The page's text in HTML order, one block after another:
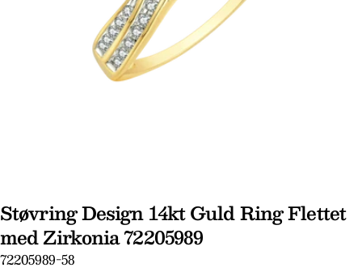
medie 0 i modal
Støvring Design 14kt Guld Ring Flettet
med Zirkonia 72205989
SKU:
72205989-58